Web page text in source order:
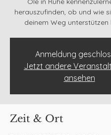
herauszufinden, ob und wie
deinem Weg unterstützen
Anmeldung
Jetzt andere
ansehen
Zeit & Ort